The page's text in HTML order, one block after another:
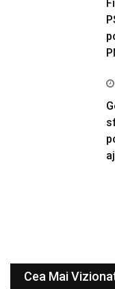
Cea Mai